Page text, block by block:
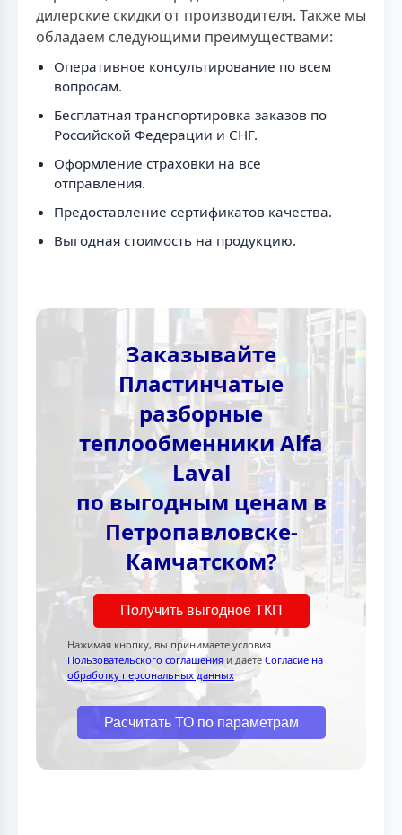
дилерские скидки от производителя. Также мы
обладаем следующими преимуществами:
Оперативное консультирование по всем
вопросам.
Бесплатная транспортировка заказов по
Российской Федерации и СНГ.
Оформление страховки на все
отправления.
Предоставление сертификатов качества.
Выгодная стоимость на продукцию.
Заказывайте
Пластинчатые
разборные
теплообменники Alfa
Laval
по выгодным ценам в
Петропавловске-
Камчатском?
Получить выгодное ТКП
Нажимая кнопку, вы принимаете условия
Пользовательского соглашения и даете Согласие на
обработку персональных данных
Расчитать ТО по параметрам